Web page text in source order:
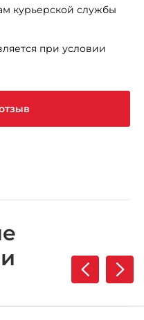
курьерской службы
при условии